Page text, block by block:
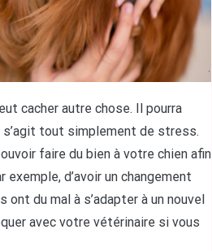
cacher autre chose. Il pourra
s’agit tout simplement de stress.
faire du bien à votre chien afin
d’avoir un changement
du mal à s’adapter à un nouvel
avec votre vétérinaire si vous